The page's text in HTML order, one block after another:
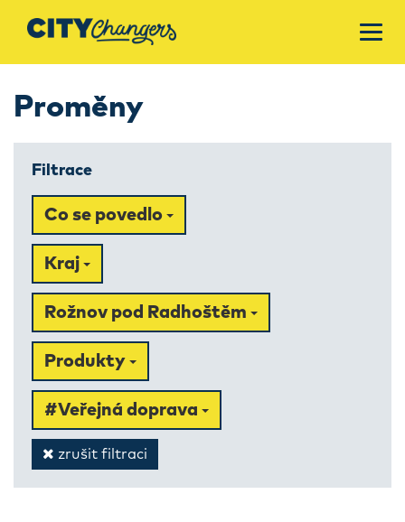
Proměny
Filtrace
Co se povedlo
Kraj
Rožnov pod Radhoštěm
Produkty
#Veřejná doprava
zrušit filtraci